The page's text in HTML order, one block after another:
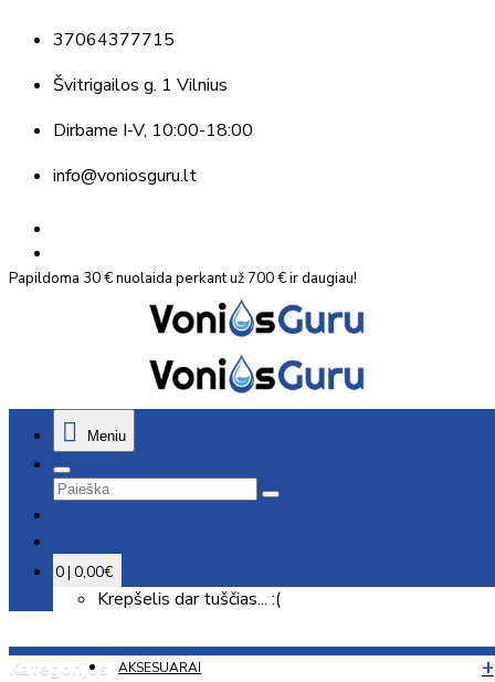
37064377715
Švitrigailos g. 1 Vilnius
Dirbame I-V, 10:00-18:00
info@voniosguru.lt
Papildoma 30 € nuolaida perkant už 700 € ir daugiau!
Meniu
0 | 0,00€
Krepšelis dar tuščias... :(
Kategorijos AKSESUARAI